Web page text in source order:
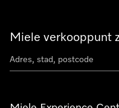
Miele verkooppunt